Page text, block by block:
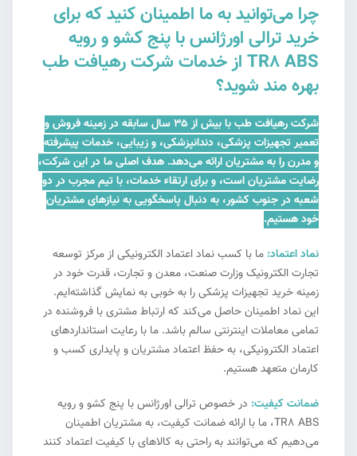
چرا می‌توانید به ما اطمینان کنید که برای
خرید ترالی اورژانس با پنج کشو و رویه
TR8 ABS از خدمات شرکت رهیافت طب
بهره مند شوید؟
شرکت رهیافت طب با بیش از ۳۵ سال سابقه در زمینه فروش و
تعمیر تجهیزات پزشکی، دندانپزشکی، و زیبایی، خدمات پیشرفته
و مدرن را به مشتریان ارائه می‌دهد. هدف اصلی ما در این شرکت،
رضایت مشتریان است، و برای ارتقاء خدمات، با تیم مجرب در دو
شعبه در جنوب کشور، به دنبال پاسخگویی به نیازهای مشتریان
خود هستیم.
نماد اعتماد: ما با کسب نماد اعتماد الکترونیکی از مرکز توسعه
تجارت الکترونیک وزارت صنعت، معدن و تجارت، قدرت خود در
زمینه خرید تجهیزات پزشکی را به خوبی به نمایش گذاشته‌ایم.
این نماد اطمینان حاصل می‌کند که ارتباط مشتری با فروشنده در
تمامی معاملات اینترنتی سالم باشد. ما با رعایت استانداردهای
اعتماد الکترونیکی، به حفظ اعتماد مشتریان و پایداری کسب و
کارمان متعهد هستیم.
ضمانت کیفیت: در خصوص ترالی اورژانس با پنج کشو و رویه
TR8 ABS، ما با ارائه ضمانت کیفیت، به مشتریان اطمینان
می‌دهیم که می‌توانند به راحتی به کالاهای با کیفیت اعتماد کنند